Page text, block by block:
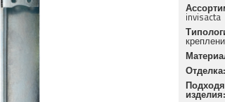
invisacta
Отделка:
изделия: